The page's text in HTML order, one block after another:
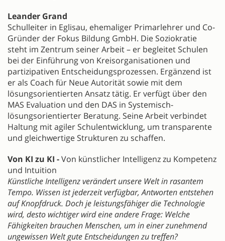
Leander Grand
Schulleiter in Eglisau, ehemaliger Primarlehrer und Co-
Gründer der Fokus Bildung GmbH. Die Soziokratie
steht im Zentrum seiner Arbeit – er begleitet Schulen
bei der Einführung von Kreisorganisationen und
partizipativen Entscheidungsprozessen. Ergänzend ist
er als Coach für Neue Autorität sowie mit dem
lösungsorientierten Ansatz tätig. Er verfügt über den
MAS Evaluation und den DAS in Systemisch-
lösungsorientierter Beratung. Seine Arbeit verbindet
Haltung mit agiler Schulentwicklung, um transparente
und gleichwertige Strukturen zu schaffen.
Von KI zu KI -Von künstlicher Intelligenz zu Kompetenz
und Intuition
Künstliche Intelligenz verändert unsere Welt in rasantem
Tempo. Wissen ist jederzeit verfügbar, Antworten entstehen
auf Knopfdruck. Doch je leistungsfähiger die Technologie
wird, desto wichtiger wird eine andere Frage: Welche
Fähigkeiten brauchen Menschen, um in einer zunehmend
ungewissen Welt gute Entscheidungen zu treffen?